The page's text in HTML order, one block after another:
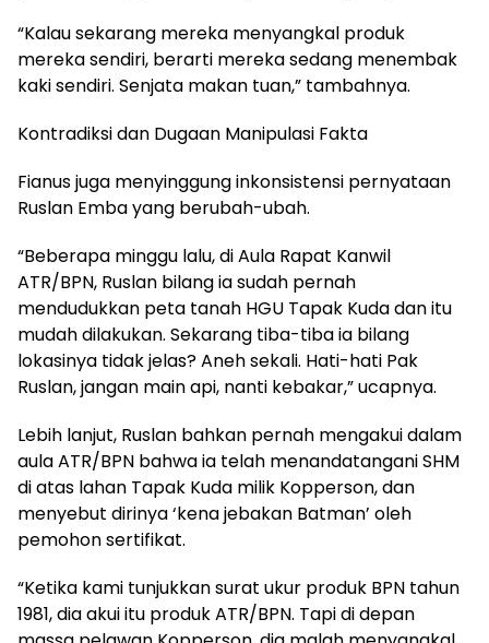
“Kalau sekarang mereka menyangkal produk
mereka sendiri, berarti mereka sedang menembak
kaki sendiri. Senjata makan tuan,” tambahnya.
Kontradiksi dan Dugaan Manipulasi Fakta
Fianus juga menyinggung inkonsistensi pernyataan
Ruslan Emba yang berubah-ubah.
“Beberapa minggu lalu, di Aula Rapat Kanwil
ATR/BPN, Ruslan bilang ia sudah pernah
mendudukkan peta tanah HGU Tapak Kuda dan itu
mudah dilakukan. Sekarang tiba-tiba ia bilang
lokasinya tidak jelas? Aneh sekali. Hati-hati Pak
Ruslan, jangan main api, nanti kebakar,” ucapnya.
Lebih lanjut, Ruslan bahkan pernah mengakui dalam
aula ATR/BPN bahwa ia telah menandatangani SHM
di atas lahan Tapak Kuda milik Kopperson, dan
menyebut dirinya ‘kena jebakan Batman’ oleh
pemohon sertifikat.
“Ketika kami tunjukkan surat ukur produk BPN tahun
1981, dia akui itu produk ATR/BPN. Tapi di depan